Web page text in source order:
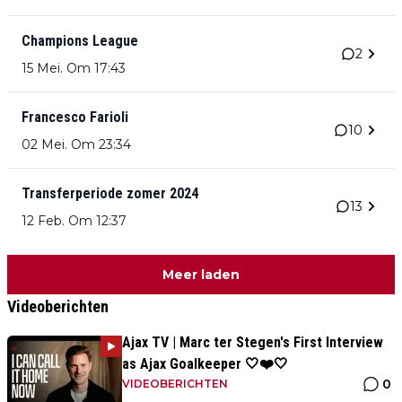
Champions League
15 Mei. Om 17:43
2
Francesco Farioli
02 Mei. Om 23:34
10
Transferperiode zomer 2024
12 Feb. Om 12:37
13
Meer laden
Videoberichten
Ajax TV | Marc ter Stegen's First Interview
as Ajax Goalkeeper 🤍❤️🤍
VIDEOBERICHTEN 0